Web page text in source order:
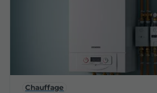
Chauffage